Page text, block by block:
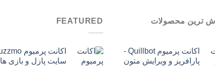
ترین محصولات
اکانت پرمیوم Quillbot -
پارافریز و ویرایش متون
FEATURED
سایت پازل و بازی